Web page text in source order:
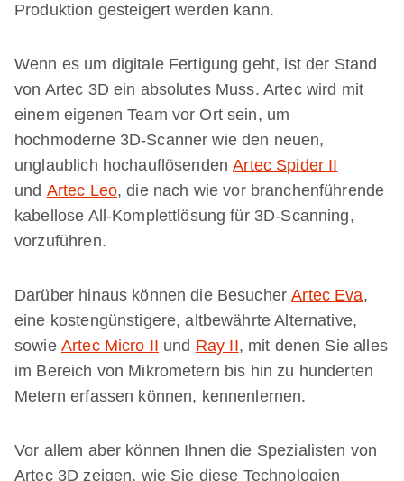
Produktion gesteigert werden kann.
Wenn es um digitale Fertigung geht, ist der Stand
von Artec 3D ein absolutes Muss. Artec wird mit
einem eigenen Team vor Ort sein, um
hochmoderne 3D-Scanner wie den neuen,
unglaublich hochauflösendenArtec Spider II
und Artec Leo, die nach wie vor branchenführende
kabellose All-Komplettlösung für 3D-Scanning,
vorzuführen.
Darüber hinaus können die BesucherArtec Eva,
eine kostengünstigere, altbewährte Alternative,
sowie Artec Micro II und Ray II, mit denen Sie alles
im Bereich von Mikrometern bis hin zu hunderten
Metern erfassen können, kennenlernen.
Vor allem aber können Ihnen die Spezialisten von
Artec 3D zeigen, wie Sie diese Technologien